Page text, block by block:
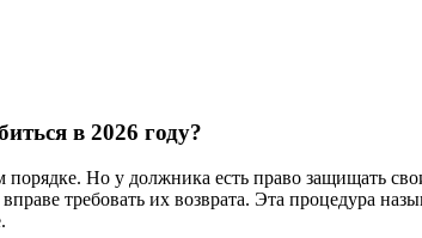
в 2026 году?
Но у должника есть право защищать
требовать их возврата. Эта процедура